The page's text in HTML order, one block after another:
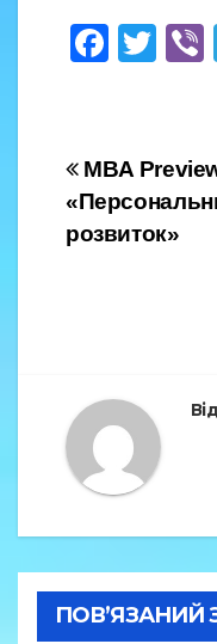
F
e
b
o
T
er
записів
MBA
розвиток»
ПОВ’ЯЗАНИЙ